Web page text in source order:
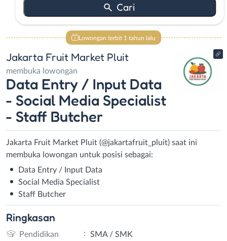
Lowongan terbit 1 tahun lalu
Jakarta Fruit Market Pluit
membuka lowongan
Data Entry / Input Data
- Social Media Specialist
- Staff Butcher
Jakarta Fruit Market Pluit (@jakartafruit_pluit) saat ini
membuka lowongan untuk posisi sebagai:
Data Entry / Input Data
Social Media Specialist
Staff Butcher
Ringkasan
Pendidikan :
SMA / SMK